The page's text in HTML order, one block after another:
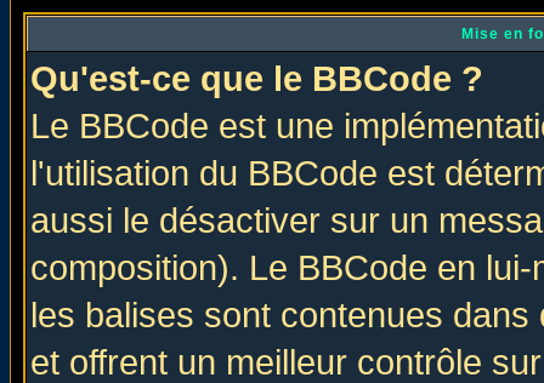
Mise en
Qu'est-ce que le BBCode ?
Le BBCode est une
l'utilisation du BBCode est
aussi le désactiver sur un
composition). Le BBCode en
les balises sont contenues
et offrent un meilleur contrôle